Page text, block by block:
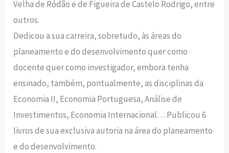
Velha de Ródão e de Figueira de Castelo Rodrigo, entre
outros.
Dedicou a sua carreira, sobretudo, às áreas do
planeamento e do desenvolvimento quer como
docente quer como investigador, embora tenha
ensinado, também, pontualmente, as disciplinas da
Economia II, Economia Portuguesa, Análise de
Investimentos, Economia Internacional… Publicou 6
livros de sua exclusiva autoria na área do planeamento
e do desenvolvimento.